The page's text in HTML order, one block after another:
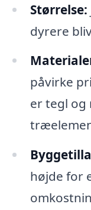
Størrelse:
dyrere
påvirke
er tegl og
højde for